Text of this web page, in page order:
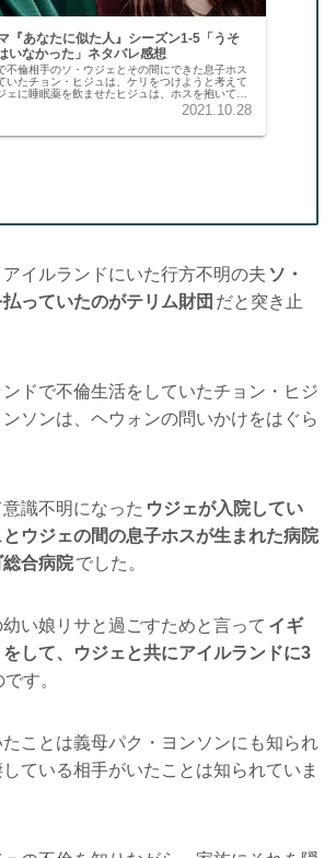
『あなたに似た人』シーズン1-5「うそ
いなかった」ネタバレ感想
不倫相手のソ・ウジェとその間にできた息子ホス
いたチョン・ヒジュは、ケリをつけようと考えて
ェに睡眠薬を飲ませたヒジュは、ホスを抱いて家
ェが追ってこないよう、ウジェのパスポートも持
2021.10.28
イルランドにいた行方不明の夫 ソ・
っていたのがテリム財団 だと突き止
ドで不倫生活をしていたチョン・ヒジ
ソンは、ヘウォンの問いかけをはぐら
識不明になった ウジェが入院してい
ウジェの間の息子ホスが生まれた病院
合病院でした。
い娘リサと過ごすためと言って イギ
して、ウジェと共にアイルランドに3
です。
ことは義母パク・ヨンソンにも知られ
ている相手がいたことは知られていま